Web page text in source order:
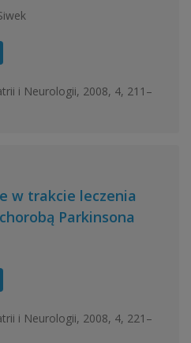
i Neurologii, 2008, 4, 211–
w trakcie leczenia
Parkinsona
i Neurologii, 2008, 4, 221–